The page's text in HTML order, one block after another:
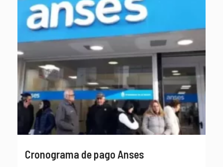
Cronograma de pago Anses